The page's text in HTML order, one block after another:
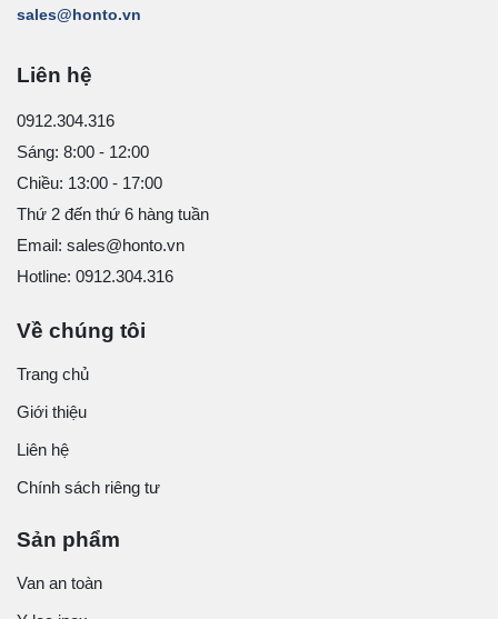
sales@honto.vn
Liên hệ
0912.304.316
Sáng: 8:00 - 12:00
Chiều: 13:00 - 17:00
Thứ 2 đến thứ 6 hàng tuần
Email: sales@honto.vn
Hotline: 0912.304.316
Về chúng tôi
Trang chủ
Giới thiệu
Liên hệ
Chính sách riêng tư
Sản phẩm
Van an toàn